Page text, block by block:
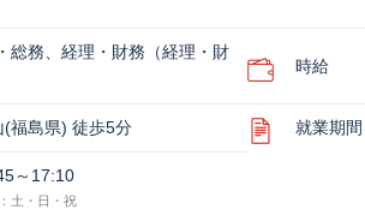
総務、経理・財務（経理・財
時給
(福島県) 徒歩5分 就業期間
～17:10
土・日・祝